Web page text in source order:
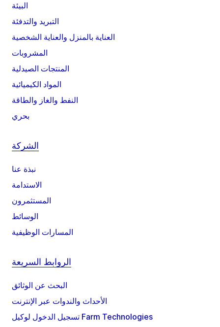
البيئة
التبريد والتدفئة
العناية بالمنزل والعناية الشخصية
المشروبات
المنتجات الصيدلية
المواد الكيميائية
النفط والغاز والطاقة
بحري
الشركة
نبذة عنا
الاستدامة
المستثمرون
الوسائط
المسارات الوظيفية
الروابط السريعة
البحث عن الوثائق
الأحداث والندوات عبر الإنترنت
تسجيل الدخول لوكيل Farm Technologies